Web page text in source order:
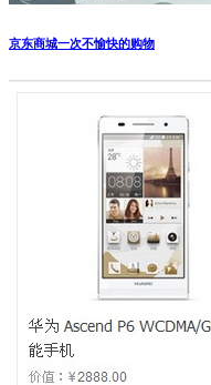
京东商城一次不愉快的购物